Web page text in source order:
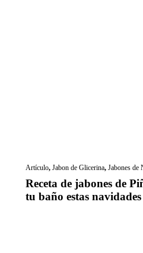
Artículo, Jabon de Glicerina, Jabones de
Receta de jabones de
tu baño estas navidades